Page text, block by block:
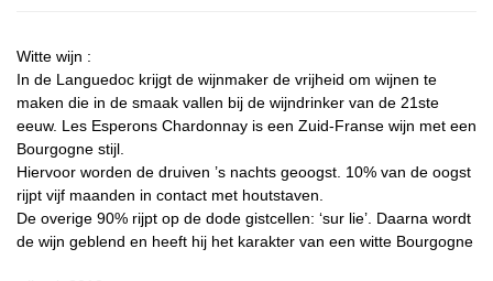
Witte wijn :
In de Languedoc krijgt de wijnmaker de vrijheid om wijnen te
maken die in de smaak vallen bij de wijndrinker van de 21ste
eeuw. Les Esperons Chardonnay is een Zuid-Franse wijn met een
Bourgogne stijl.
Hiervoor worden de druiven ’s nachts geoogst. 10% van de oogst
rijpt vijf maanden in contact met houtstaven.
De overige 90% rijpt op de dode gistcellen: ‘sur lie’. Daarna wordt
de wijn geblend en heeft hij het karakter van een witte Bourgogne